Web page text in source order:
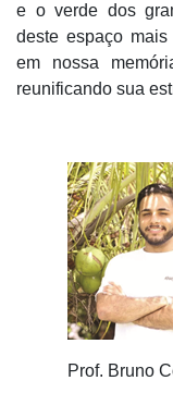
e o verde dos
deste espaço
em nossa
reunificando sua
Prof. Bruno